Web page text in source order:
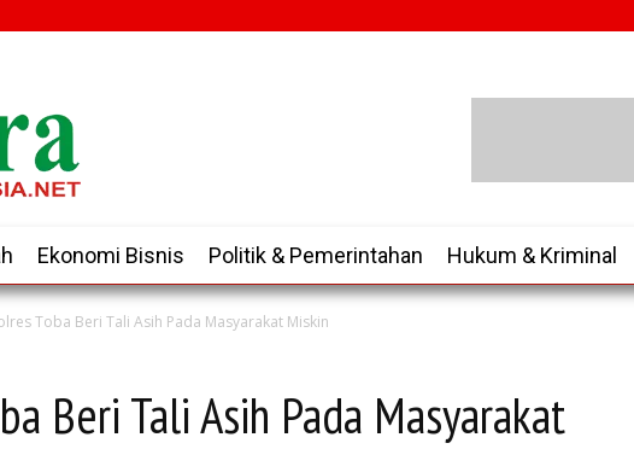
Ekonomi Bisnis Politik & Pemerintahan Hukum & Kriminal
Toba Beri Tali Asih Pada Masyarakat Miskin
Beri Tali Asih Pada Masyarakat